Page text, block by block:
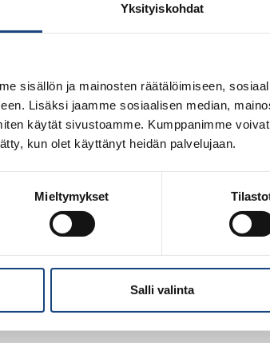
Yksityiskohdat
sisällön ja mainosten räätälöimiseen,
Lisäksi jaamme sosiaalisen median,
käytät sivustoamme. Kumppanimme
kun olet käyttänyt heidän palvelujaan.
Mieltymykset
Salli valinta